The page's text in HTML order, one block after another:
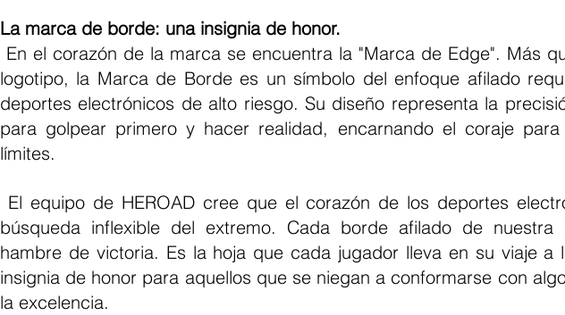
La marca de borde: una insignia de honor.
logotipo, la Marca de Borde es un símbolo del enfoque afilado
deportes electrónicos de alto riesgo. Su diseño representa la
para golpear primero y hacer realidad, encarnando el coraje
límites.
búsqueda inflexible del extremo. Cada borde afilado de nuestra
hambre de victoria. Es la hoja que cada jugador lleva en su viaje a
insignia de honor para aquellos que se niegan a conformarse con
la excelencia.